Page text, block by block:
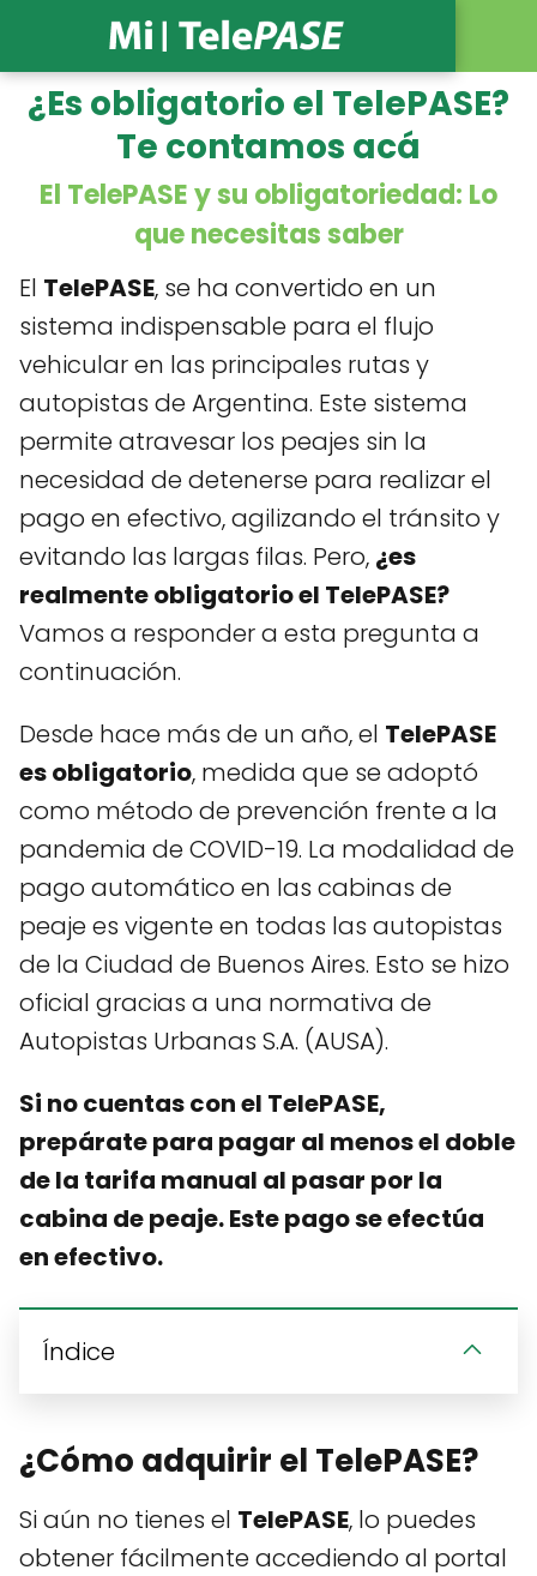
¿Es obligatorio el TelePASE?
Te contamos acá
El TelePASE y su obligatoriedad: Lo
que necesitas saber
El TelePASE, se ha convertido en un
sistema indispensable para el flujo
vehicular en las principales rutas y
autopistas de Argentina. Este sistema
permite atravesar los peajes sin la
necesidad de detenerse para realizar el
pago en efectivo, agilizando el tránsito y
evitando las largas filas. Pero, ¿es
realmente obligatorio el TelePASE?
Vamos a responder a esta pregunta a
continuación.
Desde hace más de un año, el TelePASE
es obligatorio, medida que se adoptó
como método de prevención frente a la
pandemia de COVID-19. La modalidad de
pago automático en las cabinas de
peaje es vigente en todas las autopistas
de la Ciudad de Buenos Aires. Esto se hizo
oficial gracias a una normativa de
Autopistas Urbanas S.A. (AUSA).
Si no cuentas con el TelePASE,
prepárate para pagar al menos el doble
de la tarifa manual al pasar por la
cabina de peaje. Este pago se efectúa
en efectivo.
Índice
¿Cómo adquirir el TelePASE?
Si aún no tienes el TelePASE, lo puedes
obtener fácilmente accediendo al portal